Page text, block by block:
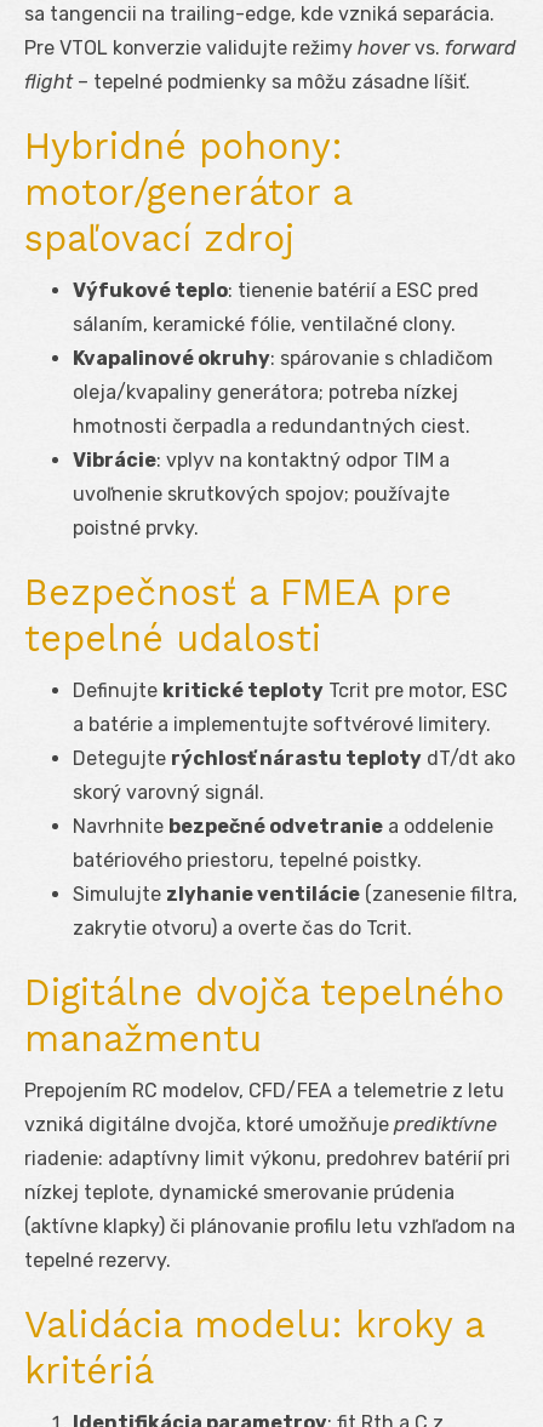
sa tangencii na trailing-edge, kde vzniká separácia.
Pre VTOL konverzie validujte režimy hovervs. forward
flight– tepelné podmienky sa môžu zásadne líšiť.
Hybridné pohony:
motor/generátor a
spaľovací zdroj
Výfukové teplo: tienenie batérií a ESC pred
sálaním, keramické fólie, ventilačné clony.
Kvapalinové okruhy: spárovanie s chladičom
oleja/kvapaliny generátora; potreba nízkej
hmotnosti čerpadla a redundantných ciest.
Vibrácie: vplyv na kontaktný odpor TIM a
uvoľnenie skrutkových spojov; používajte
poistné prvky.
Bezpečnosť a FMEA pre
tepelné udalosti
Definujte kritické teploty Tcrit pre motor, ESC
a batérie a implementujte softvérové limitery.
Detegujte rýchlosť nárastu teploty dT/dt ako
skorý varovný signál.
Navrhnite bezpečné odvetranie a oddelenie
batériového priestoru, tepelné poistky.
Simulujte zlyhanie ventilácie (zanesenie filtra,
zakrytie otvoru) a overte čas do Tcrit.
Digitálne dvojča tepelného
manažmentu
Prepojením RC modelov, CFD/FEA a telemetrie z letu
vzniká digitálne dvojča, ktoré umožňuje prediktívne
riadenie: adaptívny limit výkonu, predohrev batérií pri
nízkej teplote, dynamické smerovanie prúdenia
(aktívne klapky) či plánovanie profilu letu vzhľadom na
tepelné rezervy.
Validácia modelu: kroky a
kritériá